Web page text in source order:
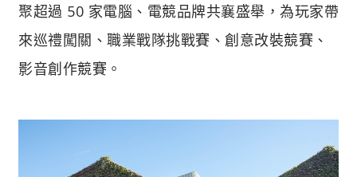
聚超過 50 家電腦、電競品牌共襄盛舉，為玩家帶
來巡禮闖關、職業戰隊挑戰賽、創意改裝競賽、
影音創作競賽。